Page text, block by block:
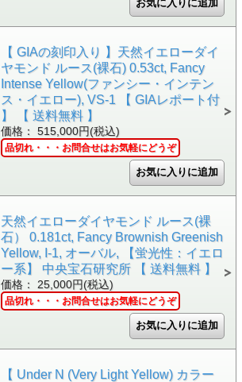
【 GIAの刻印入り 】天然イエローダイ
ヤモンド ルース(裸石) 0.53ct, Fancy
Intense Yellow(ファンシー・インテン
ス・イエロー), VS-1 【 GIAレポート付
】 【 送料無料 】
価格： 515,000円(税込)
品切れ・・・お問合せはお気軽にどうぞ
天然イエローダイヤモンド ルース(裸
石） 0.181ct, Fancy Brownish Greenish
Yellow, I-1, オーバル, 【蛍光性：イエロ
ー系】 中央宝石研究所 【 送料無料 】
価格： 25,000円(税込)
品切れ・・・お問合せはお気軽にどうぞ
【 Under N (Very Light Yellow) カラー